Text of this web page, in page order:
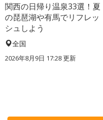
関西の日帰り温泉33選！夏
の琵琶湖や有馬でリフレッ
シュしよう
全国
2026年8月9日 17:28更新